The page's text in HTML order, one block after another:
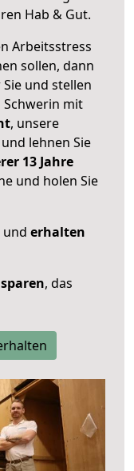
Hab & Gut.
Arbeitsstress
sollen, dann
und stellen
Schwerin mit
, unsere
lehnen Sie
13 Jahre
und holen Sie
und erhalten
, das